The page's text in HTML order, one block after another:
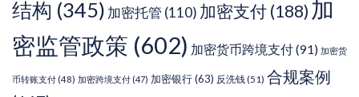
结构 (345) 加密托管 (110) 加密支付 (188) 加
密监管政策 (602) 加密货币跨境支付(91) 加密货
币转账支付 (48) 加密跨境支付 (47) 加密银行(63) 反洗钱(51) 合规案例